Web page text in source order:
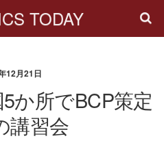
TODAY
12月21日
か所でBCP策定
講習会